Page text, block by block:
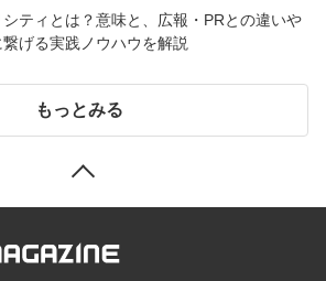
ティとは？意味と、広報・PRとの違いや
げる実践ノウハウを解説
もっとみる